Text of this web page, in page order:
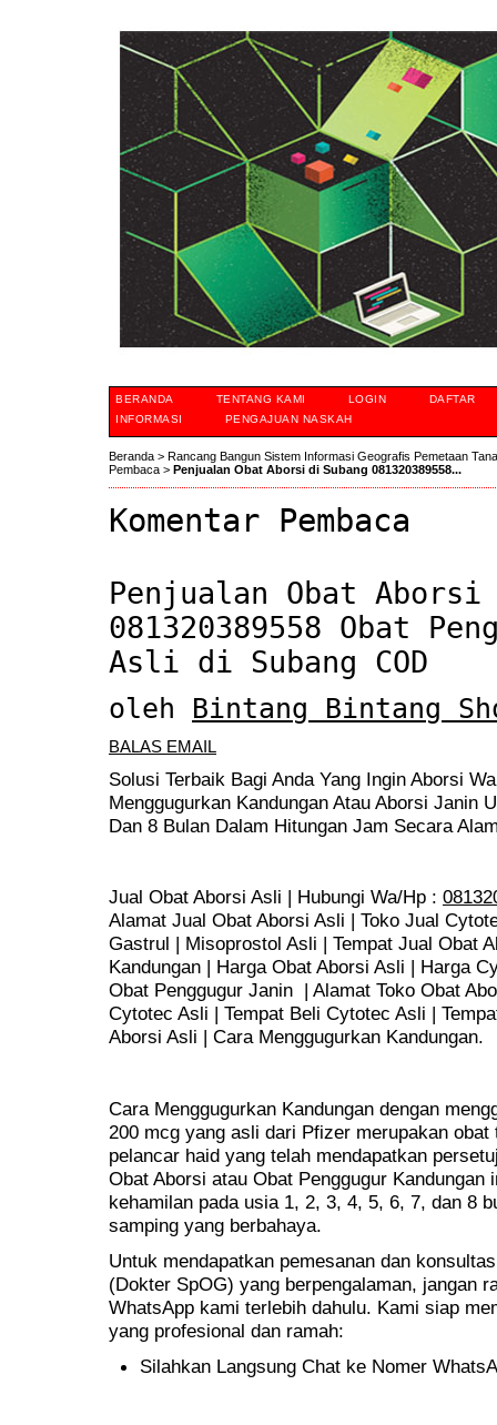
BERANDA TENTANG KAMI LOGIN
DAFTAR
INFORMASI
PENGAJUAN NASKAH
Beranda > Rancang Bangun Sistem Informasi Geografis Pemetaan
Pembaca > Penjualan Obat Aborsi di Subang 081320389558...
Komentar Pembaca
Penjualan Obat Aborsi
081320389558 Obat
Asli di Subang COD
oleh Bintang Bintang
BALAS EMAIL
Solusi Terbaik Bagi Anda Yang Ingin Aborsi
Menggugurkan Kandungan Atau Aborsi Janin
Dan 8 Bulan Dalam Hitungan Jam Secara
Jual Obat Aborsi Asli | Hubungi Wa/Hp :
Alamat Jual Obat Aborsi Asli | Toko Jual
Gastrul | Misoprostol Asli | Tempat Jual Obat
Kandungan | Harga Obat Aborsi Asli | Harga
Obat Penggugur Janin | Alamat Toko Obat
Cytotec Asli | Tempat Beli Cytotec Asli |
Aborsi Asli | Cara Menggugurkan Kandungan.
Cara Menggugurkan Kandungan dengan
200 mcg yang asli dari Pfizer merupakan
pelancar haid yang telah mendapatkan
Obat Aborsi atau Obat Penggugur Kandungan
kehamilan pada usia 1, 2, 3, 4, 5, 6, 7, dan 8
samping yang berbahaya.
Untuk mendapatkan pemesanan dan
(Dokter SpOG) yang berpengalaman, jangan
WhatsApp kami terlebih dahulu. Kami siap
yang profesional dan ramah:
Silahkan Langsung Chat ke Nomer